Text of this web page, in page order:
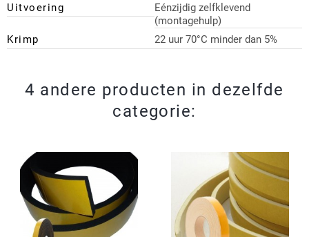
Uitvoering
Eénzijdig zelfklevend
(montagehulp)
Krimp
22 uur 70°C minder dan 5%
4 andere producten in dezelfde
categorie: